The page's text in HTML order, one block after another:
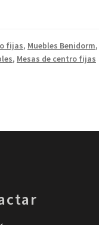
fijas, Muebles Benidorm,
, Mesas de centro fijas